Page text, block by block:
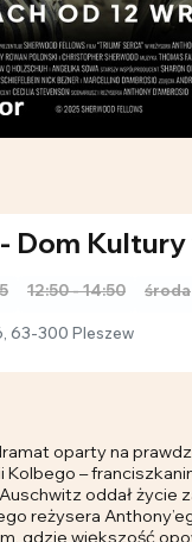
Dom
12:50 - 14:50 środa
63-300 Pleszew
oparty na
Kolbego –
oddał życie
reżysera
gdzie większość